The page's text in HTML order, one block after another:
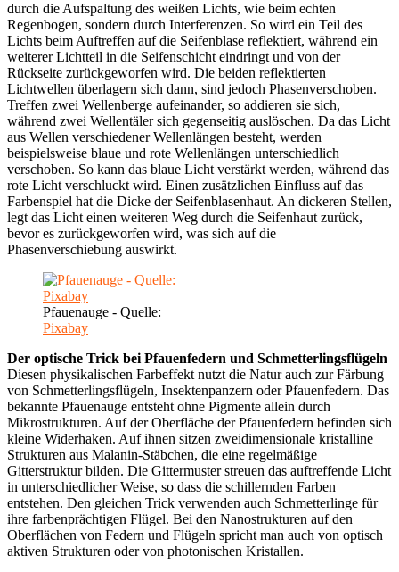
durch die Aufspaltung des weißen Lichts, wie beim echten
Regenbogen, sondern durch Interferenzen. So wird ein Teil des
Lichts beim Auftreffen auf die Seifenblase reflektiert, während ein
weiterer Lichtteil in die Seifenschicht eindringt und von der
Rückseite zurückgeworfen wird. Die beiden reflektierten
Lichtwellen überlagern sich dann, sind jedoch Phasenverschoben.
Treffen zwei Wellenberge aufeinander, so addieren sie sich,
während zwei Wellentäler sich gegenseitig auslöschen. Da das Licht
aus Wellen verschiedener Wellenlängen besteht, werden
beispielsweise blaue und rote Wellenlängen unterschiedlich
verschoben. So kann das blaue Licht verstärkt werden, während das
rote Licht verschluckt wird. Einen zusätzlichen Einfluss auf das
Farbenspiel hat die Dicke der Seifenblasenhaut. An dickeren Stellen,
legt das Licht einen weiteren Weg durch die Seifenhaut zurück,
bevor es zurückgeworfen wird, was sich auf die
Phasenverschiebung auswirkt.
Pfauenauge - Quelle:
Pixabay
Der optische Trick bei Pfauenfedern und Schmetterlingsflügeln
Diesen physikalischen Farbeffekt nutzt die Natur auch zur Färbung
von Schmetterlingsflügeln, Insektenpanzern oder Pfauenfedern. Das
bekannte Pfauenauge entsteht ohne Pigmente allein durch
Mikrostrukturen. Auf der Oberfläche der Pfauenfedern befinden sich
kleine Widerhaken. Auf ihnen sitzen zweidimensionale kristalline
Strukturen aus Malanin-Stäbchen, die eine regelmäßige
Gitterstruktur bilden. Die Gittermuster streuen das auftreffende Licht
in unterschiedlicher Weise, so dass die schillernden Farben
entstehen. Den gleichen Trick verwenden auch Schmetterlinge für
ihre farbenprächtigen Flügel. Bei den Nanostrukturen auf den
Oberflächen von Federn und Flügeln spricht man auch von optisch
aktiven Strukturen oder von photonischen Kristallen.